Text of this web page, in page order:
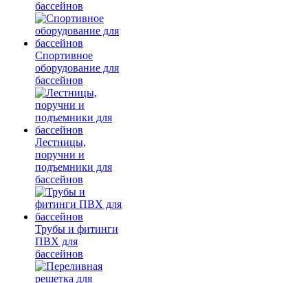
бассейнов
Спортивное
оборудование для
бассейнов
Лестницы,
поручни и
подъемники для
бассейнов
Трубы и фитинги
ПВХ для
бассейнов